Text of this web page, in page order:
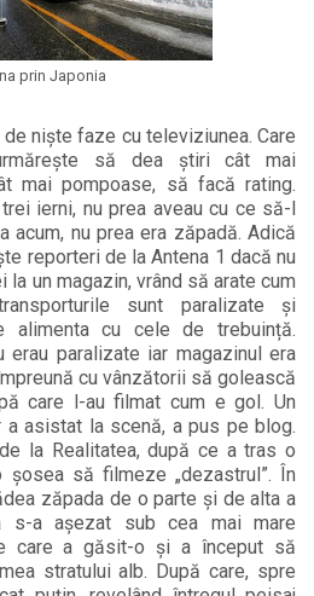
prin Japonia
niște faze cu televiziunea. Care
să dea știri cât mai
mai pompoase, să facă rating.
ierni, nu prea aveau cu ce să-l
acum, nu prea era zăpadă. Adică
reporteri de la Antena 1 dacă nu
un magazin, vrând să arate cum
sunt paralizate și
alimenta cu cele de trebuință.
erau paralizate iar magazinul era
cu vânzătorii să golească
care l-au filmat cum e gol. Un
asistat la scenă, a pus pe blog.
la Realitatea, după ce a tras o
să filmeze „dezastrul”. În
zăpada de o parte și de alta a
s-a așezat sub cea mai mare
care a găsit-o și a început să
stratului alb. După care, spre